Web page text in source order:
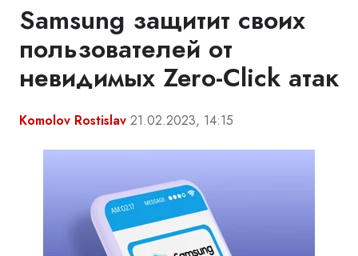
Samsung защитит своих
пользователей от
невидимых Zero-Click атак
Komolov Rostislav 21.02.2023, 14:15